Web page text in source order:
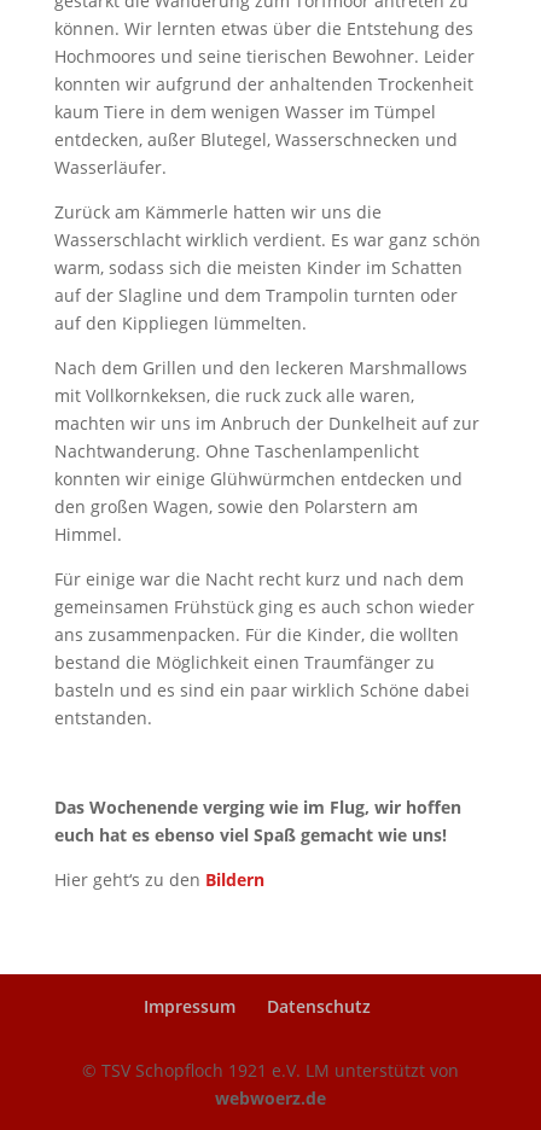
können. Wir lernten etwas über die Entstehung des
Hochmoores und seine tierischen Bewohner. Leider
konnten wir aufgrund der anhaltenden Trockenheit
kaum Tiere in dem wenigen Wasser im Tümpel
entdecken, außer Blutegel, Wasserschnecken und
Wasserläufer.
Zurück am Kämmerle hatten wir uns die
Wasserschlacht wirklich verdient. Es war ganz schön
warm, sodass sich die meisten Kinder im Schatten
auf der Slagline und dem Trampolin turnten oder
auf den Kippliegen lümmelten.
Nach dem Grillen und den leckeren Marshmallows
mit Vollkornkeksen, die ruck zuck alle waren,
machten wir uns im Anbruch der Dunkelheit auf zur
Nachtwanderung. Ohne Taschenlampenlicht
konnten wir einige Glühwürmchen entdecken und
den großen Wagen, sowie den Polarstern am
Himmel.
Für einige war die Nacht recht kurz und nach dem
gemeinsamen Frühstück ging es auch schon wieder
ans zusammenpacken. Für die Kinder, die wollten
bestand die Möglichkeit einen Traumfänger zu
basteln und es sind ein paar wirklich Schöne dabei
entstanden.
Das Wochenende verging wie im Flug, wir hoffen
euch hat es ebenso viel Spaß gemacht wie uns!
Hier geht‘s zu den Bildern
Impressum Datenschutz
© TSV Schopfloch 1921 e.V. LM unterstützt von
webwoerz.de